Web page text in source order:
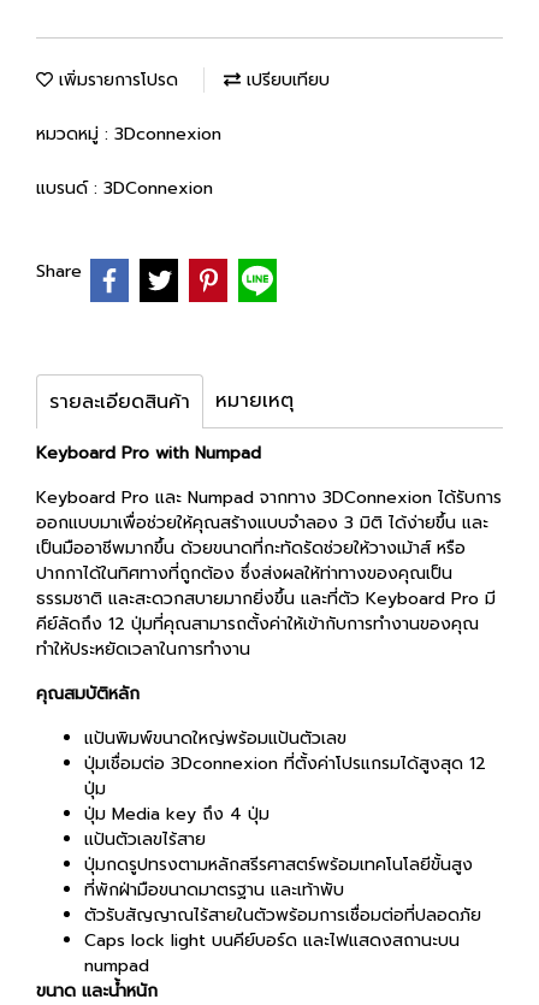
เพิ่มรายการโปรด เปรียบเทียบ
หมวดหมู่ : 3Dconnexion
แบรนด์ : 3DConnexion
Share
รายละเอียดสินค้า หมายเหตุ
Keyboard Pro with Numpad
Keyboard Pro และ Numpad จากทาง 3DConnexion ได้รับการ
ออกแบบมาเพื่อช่วยให้คุณสร้างแบบจำลอง 3 มิติ ได้ง่ายขึ้น และ
เป็นมืออาชีพมากขึ้น ด้วยขนาดที่กะทัดรัดช่วยให้วางเม้าส์ หรือ
ปากกาได้ในทิศทางที่ถูกต้อง ซึ่งส่งผลให้ท่าทางของคุณเป็น
ธรรมชาติ และสะดวกสบายมากยิ่งขึ้น และที่ตัว Keyboard Pro มี
คีย์ลัดถึง 12 ปุ่มที่คุณสามารถตั้งค่าให้เข้ากับการทำงานของคุณ
ทำให้ประหยัดเวลาในการทำงาน
คุณสมบัติหลัก
แป้นพิมพ์ขนาดใหญ่พร้อมแป้นตัวเลข
ปุ่มเชื่อมต่อ 3Dconnexion ที่ตั้งค่าโปรแกรมได้สูงสุด 12
ปุ่ม
ปุ่ม Media key ถึง 4 ปุ่ม
แป้นตัวเลขไร้สาย
ปุ่มกดรูปทรงตามหลักสรีรศาสตร์พร้อมเทคโนโลยีขั้นสูง
ที่พักฝ่ามือขนาดมาตรฐาน และเท้าพับ
ตัวรับสัญญาณไร้สายในตัวพร้อมการเชื่อมต่อที่ปลอดภัย
Caps lock light บนคีย์บอร์ด และไฟแสดงสถานะบน
numpad
ขนาด และน้ำหนัก